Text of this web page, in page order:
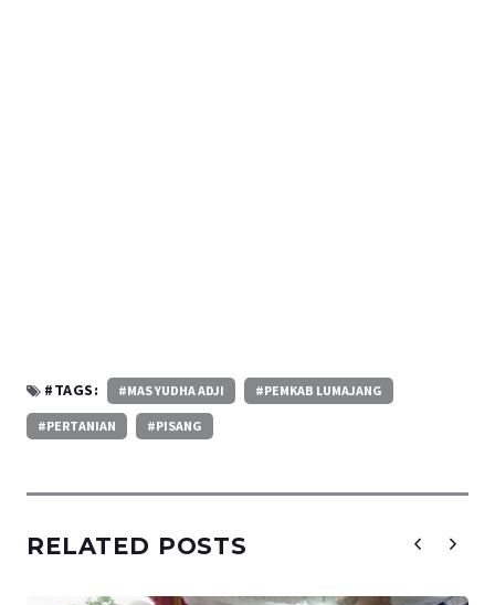
#TAGS: #MAS YUDHA ADJI #PEMKAB LUMAJANG
#PERTANIAN #PISANG
RELATED POSTS